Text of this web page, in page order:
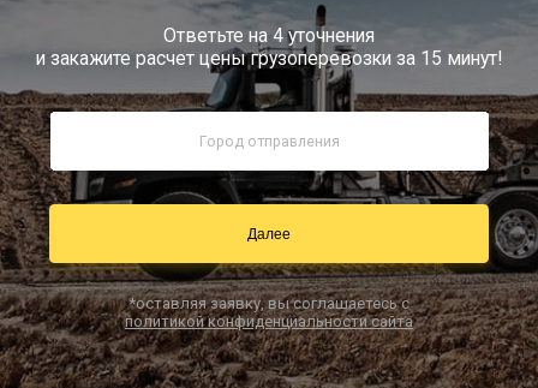
8 (800) 505-40-85
Звонок по РФ бесплатно
sale@simtruck-negabarit.ru
Заказать звонок
Ответьте на 4 уточнения
и закажите расчет цены грузоперевозки за 15 минут!
Далее
*оставляя заявку, вы соглашаетесь с
политикой конфиденциальности сайта